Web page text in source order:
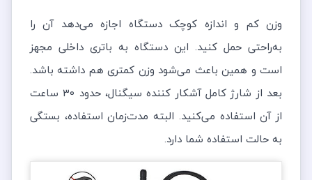
وزن کم و اندازه کوچک دستگاه اجازه می‌دهد آن را
به‌راحتی حمل کنید. این دستگاه به باتری داخلی مجهز
است و همین باعث می‌شود وزن کمتری هم داشته باشد.
بعد از شارژ کامل آشکار کننده سیگنال، حدود 30 ساعت
از آن استفاده می‌کنید. البته مدت‌زمان استفاده، بستگی
به حالت استفاده شما دارد.